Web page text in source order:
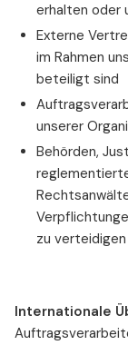
erhalten oder
Externe
im Rahmen
beteiligt sind
unserer
Behörden,
zu verteidigen
Internationale